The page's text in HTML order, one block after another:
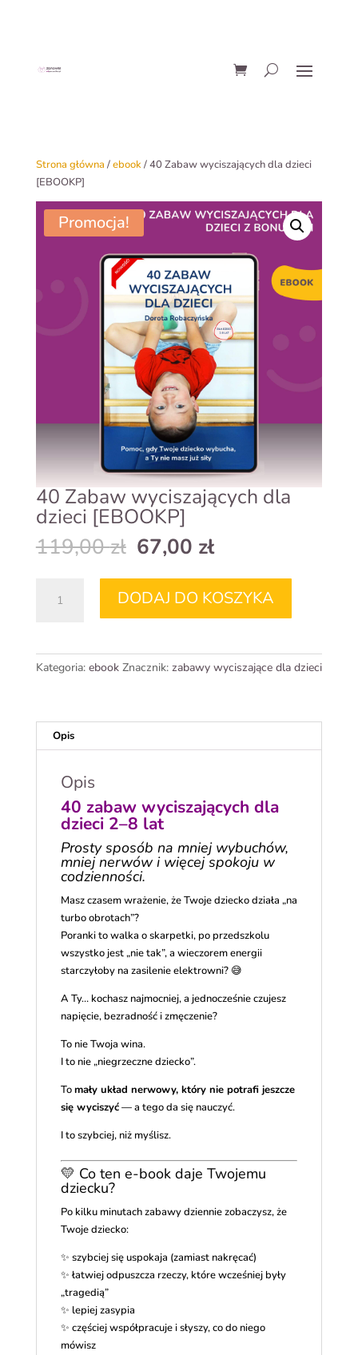
Strona główna /ebook / 40 Zabaw wyciszających dla dzieci
[EBOOKP]
Promocja!
40 Zabaw wyciszających dla
dzieci [EBOOKP]
119,00zł Pierwotna
cena
wynosiła:
119,00 zł.
67,00 złAktualna
cena
wynosi:
67,00 zł.
dla
dzieci
DODAJ DO KOSZYKA
Kategoria: ebook Znacznik: zabawy wyciszające dla dzieci
Opis
Opis
40 zabaw wyciszających dla
dzieci 2–8 lat
Prosty sposób na mniej wybuchów,
mniej nerwów i więcej spokoju w
codzienności.
Masz czasem wrażenie, że Twoje dziecko działa „na
turbo obrotach”?
Poranki to walka o skarpetki, po przedszkolu
wszystko jest „nie tak”, a wieczorem energii
starczyłoby na zasilenie elektrowni? 😅
A Ty… kochasz najmocniej, a jednocześnie czujesz
napięcie, bezradność i zmęczenie?
To nie Twoja wina.
I to nie „niegrzeczne dziecko”.
Tomały układ nerwowy, który nie potrafi jeszcze
się wyciszyć— a tego da się nauczyć.
I to szybciej, niż myślisz.
💛 Co ten e-book daje Twojemu
dziecku?
Po kilku minutach zabawy dziennie zobaczysz, że
Twoje dziecko:
✨ szybciej się uspokaja (zamiast nakręcać)
✨ łatwiej odpuszcza rzeczy, które wcześniej były
„tragedią”
✨ lepiej zasypia
✨ częściej współpracuje i słyszy, co do niego
mówisz